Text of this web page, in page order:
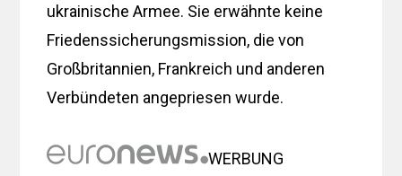
ukrainische Armee. Sie erwähnte keine
Friedenssicherungsmission, die von
Großbritannien, Frankreich und anderen
Verbündeten angepriesen wurde.
WERBUNG